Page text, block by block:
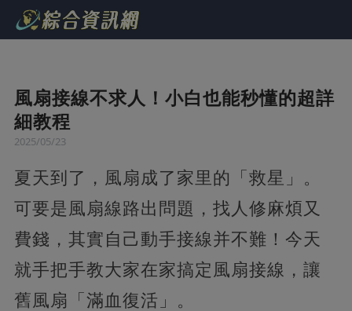
風扇接線不求人！小白也能秒懂的超詳
細教程
2025/05/23
夏天到了，風扇成了家里的「救星」。
可要是風扇線路出問題，找人修麻煩又
費錢，其實自己動手接線并不難！今天
就手把手教大家在家搞定風扇接線，讓
舊風扇「滿血復活」。